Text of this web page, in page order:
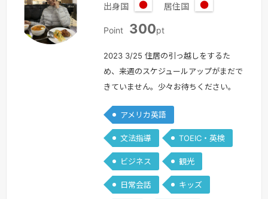
アの…続きを見る »
出身国
本
居住国
Point 300pt
2023 3/25 住居の引っ越しをするた
め、来週のスケジュールアップがまだで
きていません。少々お待ちください。
近までキルギス共和国という国で日本語
教師をしていました。語学を教えること
が大好きで、学生時代には塾講師として
中学生や高校生に受験英語を教えていた
経験もあります。最初は英語が全然話せ
ませんでしたが、高校での一年間のアメ
アメリカ英語
文法指導 TOEIC・英検
ビジネス 観光
日常会話 キッズ